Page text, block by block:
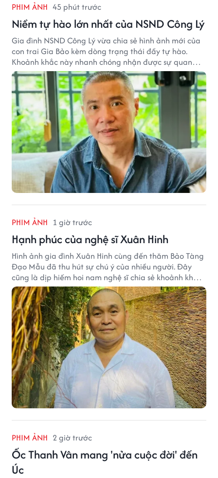
PHIM ẢNH 45 phút trước
Niềm tự hào lớn nhất của NSND Công Lý
Gia đình NSND Công Lý vừa chia sẻ hình ảnh mới của
con trai Gia Bảo kèm dòng trạng thái đầy tự hào.
Khoảnh khắc này nhanh chóng nhận được sự quan
tâm từ đông đảo khán giả.
PHIM ẢNH 1 giờ trước
Hạnh phúc của nghệ sĩ Xuân Hinh
Hình ảnh gia đình Xuân Hinh cùng đến thăm Bảo Tàng
Đạo Mẫu đã thu hút sự chú ý của nhiều người. Đây
cũng là dịp hiếm hoi nam nghệ sĩ chia sẻ khoảnh khắc
sum họp bên người thân tại công trình văn hóa tâm
huyết của mình.
PHIM ẢNH 2 giờ trước
Ốc Thanh Vân mang 'nửa cuộc đời' đến
Úc